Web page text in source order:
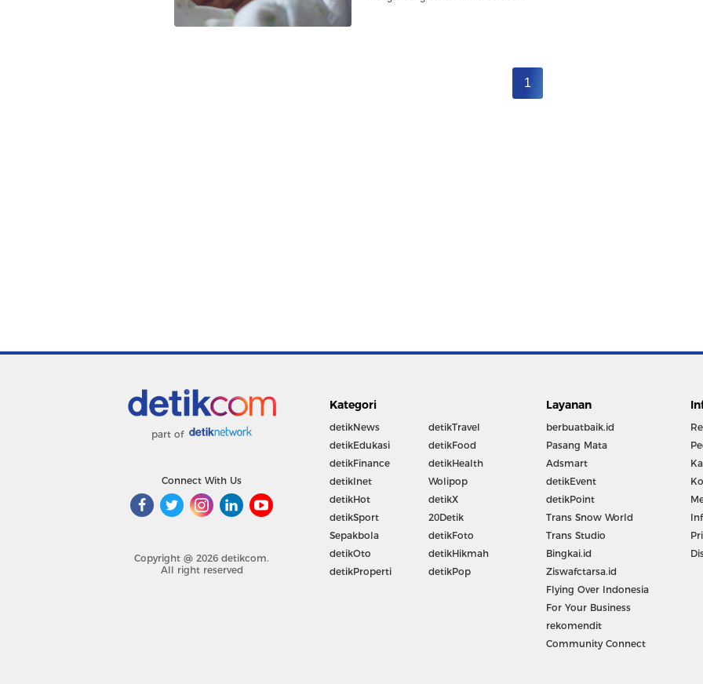
1
part of
Connect With Us
Copyright @ 2026 detikcom.
All right reserved
Kategori
detikNews
detikEdukasi
detikFinance
detikInet
detikHot
detikSport
Sepakbola
detikOto
detikProperti
detikTravel
detikFood
detikHealth
Wolipop
detikX
20Detik
detikFoto
detikHikmah
detikPop
Layanan
berbuatbaik.id
Pasang Mata
Adsmart
detikEvent
detikPoint
Trans Snow World
Trans Studio
Bingkai.id
Ziswafctarsa.id
Flying Over Indonesia
For Your Business
rekomendit
Community Connect